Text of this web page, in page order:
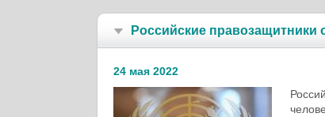
Российские
24 мая 2022